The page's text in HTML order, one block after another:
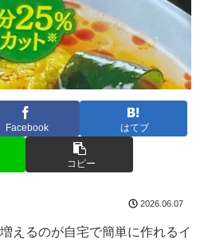
Facebook はてブ
コピー
2026.06.07
えるのが自宅で簡単に作れるイ